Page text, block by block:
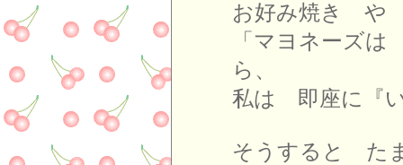
お好み焼き や
「マヨネーズ
ら、
私は 即座に『
そうすると た